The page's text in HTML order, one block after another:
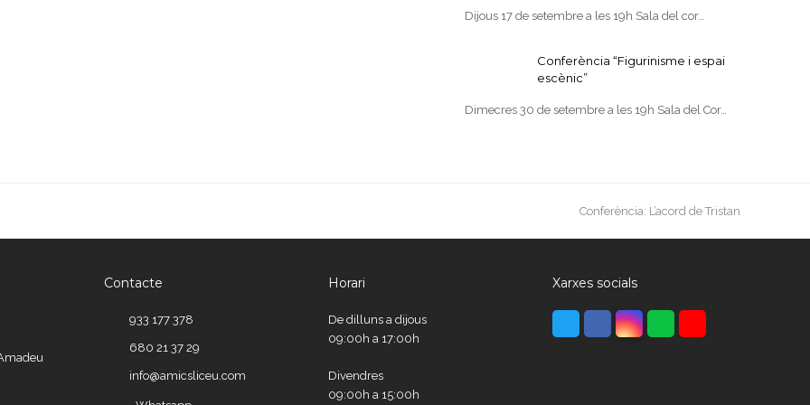
Dijous 17 de setembre a les 19h Sala del cor…
Conferència “Figurinisme i espai
escènic”
Dimecres 30 de setembre a les 19h Sala del Cor…
next
Conferència: L’acord de Tristan
Contacte
933 177 378
680 21 37 29
info@amicsliceu.com
Horari
De dilluns a dijous
09:00h a 17:00h
Divendres
09:00h a 15:00h
Xarxes socials
TwitterFacebook
Instagram